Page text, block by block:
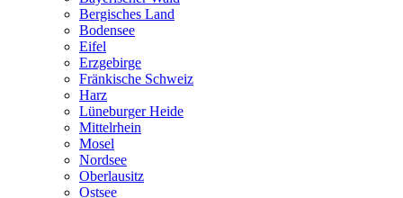
Bergisches Land
Bodensee
Eifel
Erzgebirge
Fränkische Schweiz
Harz
Lüneburger Heide
Mittelrhein
Mosel
Nordsee
Oberlausitz
Ostsee